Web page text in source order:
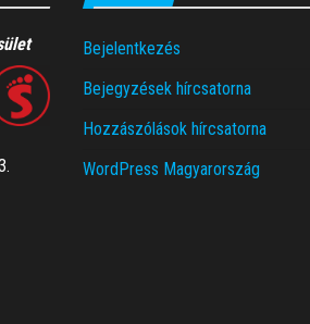
Bejelentkezés
Bejegyzések hírcsatorna
Hozzászólások hírcsatorna
WordPress Magyarország